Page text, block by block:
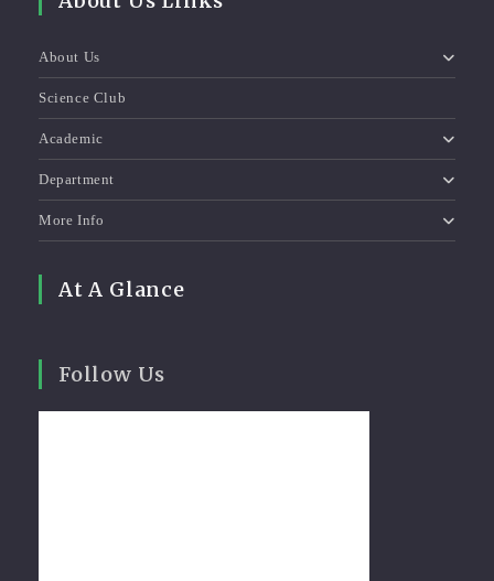
About Us
Science Club
Academic
Department
More Info
At A Glance
Follow Us